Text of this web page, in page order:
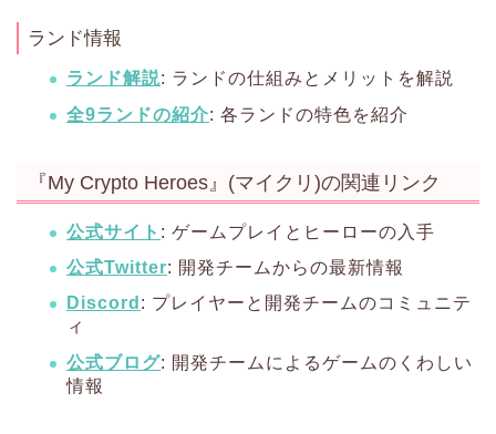
ランド情報
ランド解説: ランドの仕組みとメリットを解説
全9ランドの紹介: 各ランドの特色を紹介
『My Crypto Heroes』(マイクリ)の関連リンク
公式サイト : ゲームプレイとヒーローの入手
公式Twitter: 開発チームからの最新情報
Discord : プレイヤーと開発チームのコミュニテ
ィ
公式ブログ: 開発チームによるゲームのくわしい
情報